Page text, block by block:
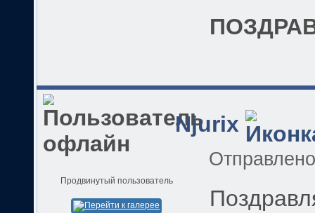
Njurix
Продвинутый пользователь